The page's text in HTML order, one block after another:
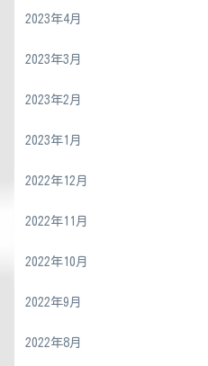
2023年4月
2023年3月
2023年2月
2023年1月
2022年12月
2022年11月
2022年10月
2022年9月
2022年8月